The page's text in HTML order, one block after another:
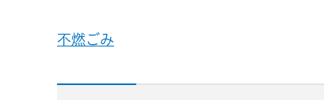
不燃ごみ